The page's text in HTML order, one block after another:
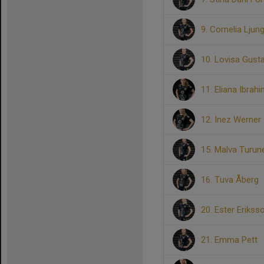
9. Cornelia
10. Lovisa
11. Eliana
12. Inez Werner
15. Malva
16. Tuva Åberg
20. Ester
21. Emma Pett